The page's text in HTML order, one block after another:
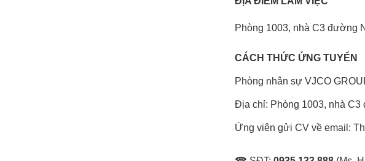
Phòng 1003, nhà C3 đường
CÁCH THỨC ỨNG TUYỂN
Phòng nhân sự VJCO
Địa chỉ: Phòng 1003, nhà
Ứng viên gửi CV về email: